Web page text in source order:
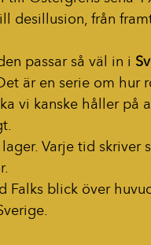
desillusion, från
passar så väl in i
är en serie om hur
vi kanske håller på
Varje tid skriver
Falks blick över